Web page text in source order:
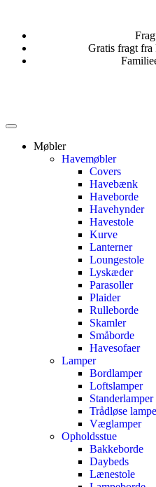
Gratis fragt fra
Møbler
Havemøbler
Covers
Havebænk
Haveborde
Havehynder
Havestole
Kurve
Lanterner
Loungestole
Lyskæder
Parasoller
Plaider
Rulleborde
Skamler
Småborde
Havesofaer
Lamper
Bordlamper
Loftslamper
Standerlamper
Trådløse
Væglamper
Opholdsstue
Bakkeborde
Daybeds
Lænestole